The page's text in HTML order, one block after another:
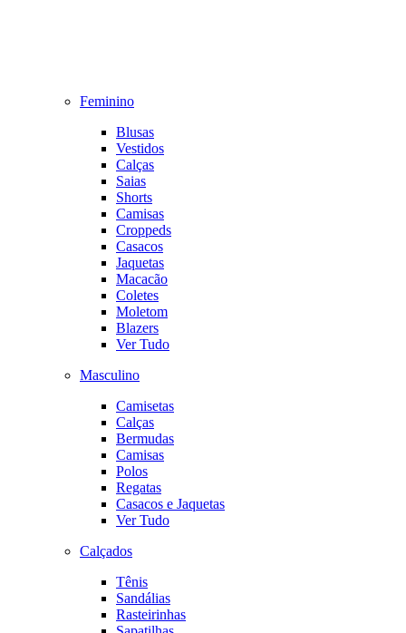
Feminino
Blusas
Vestidos
Calças
Saias
Shorts
Camisas
Croppeds
Casacos
Jaquetas
Macacão
Coletes
Moletom
Blazers
Ver Tudo
Masculino
Camisetas
Calças
Bermudas
Camisas
Polos
Regatas
Casacos e Jaquetas
Ver Tudo
Calçados
Tênis
Sandálias
Rasteirinhas